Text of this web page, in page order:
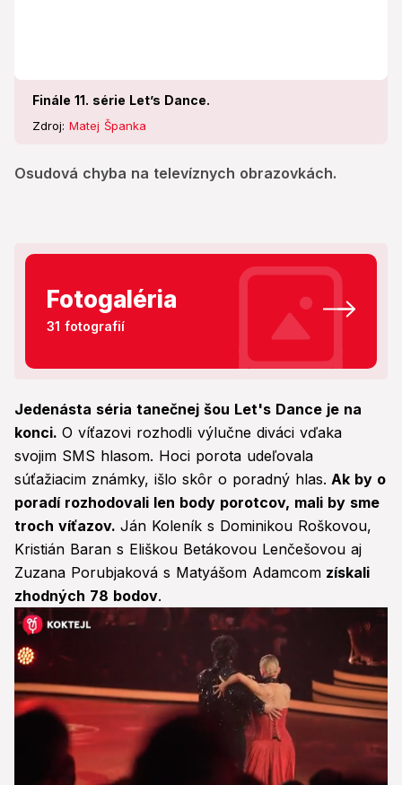
Finále 11. série Let’s Dance.
Zdroj: Matej Španka
Osudová chyba na televíznych obrazovkách.
Fotogaléria
31 fotografií
Jedenásta séria tanečnej šou Let's Dance je na
konci. O víťazovi rozhodli výlučne diváci vďaka
svojim SMS hlasom. Hoci porota udeľovala
súťažiacim známky, išlo skôr o poradný hlas. Ak by o
poradí rozhodovali len body porotcov, mali by sme
troch víťazov. Ján Koleník s Dominikou Roškovou,
Kristián Baran s Eliškou Betákovou Lenčešovou aj
Zuzana Porubjaková s Matyášom Adamcom získali
zhodných 78 bodov.